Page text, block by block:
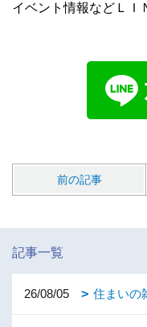
イベント情報などＬＩ
前の記事
記事一覧
26/08/05 住まいの